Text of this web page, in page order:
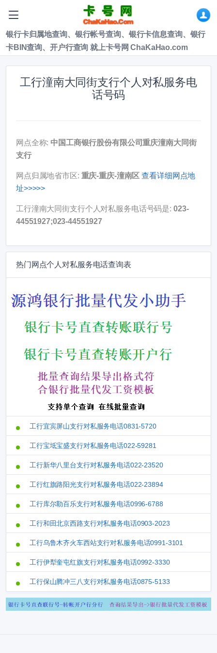
银行卡归属地查询、银行帐号查询、银行卡信息查询、银行
卡BIN查询、开户行查询 就上卡号网 ChaKaHao.com
工行潼南大同街支行个人对私服务电
话号码
网点全称: 中国工商银行股份有限公司重庆潼南大同街
支行
网点归属地省市区: 重庆-重庆-潼南区 查看详细网点地
址>>>>>
工行潼南大同街支行个人对私服务电话号码是: 023-
44551927;023-44551927
热门网点个人对私服务电话查询表
工行宜宾屏山支行对私服务电话0831-5720
工行宝坻宝盛支行对私服务电话022-59281
工行新华八里台支行对私服务电话022-23520
工行红旗路阳光支行对私服务电话022-23894
工行库尔勒百乐支行对私服务电话0996-6788
工行和田北京西路支行对私服务电话0903-2023
工行乌鲁木齐火车西站支行对私服务电话0991-3101
工行伊犁奎屯红旗支行对私服务电话0992-3330
工行保山腾冲三八支行对私服务电话0875-5133